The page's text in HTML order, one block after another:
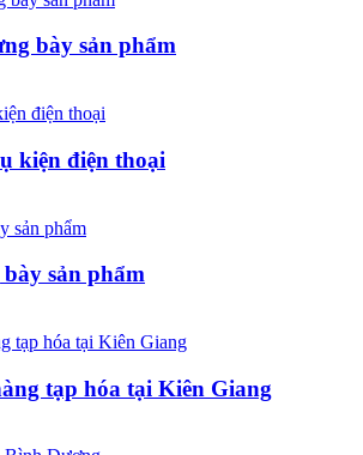
bày sản phẩm
kiện điện thoại
sản phẩm
tạp hóa tại Kiên Giang